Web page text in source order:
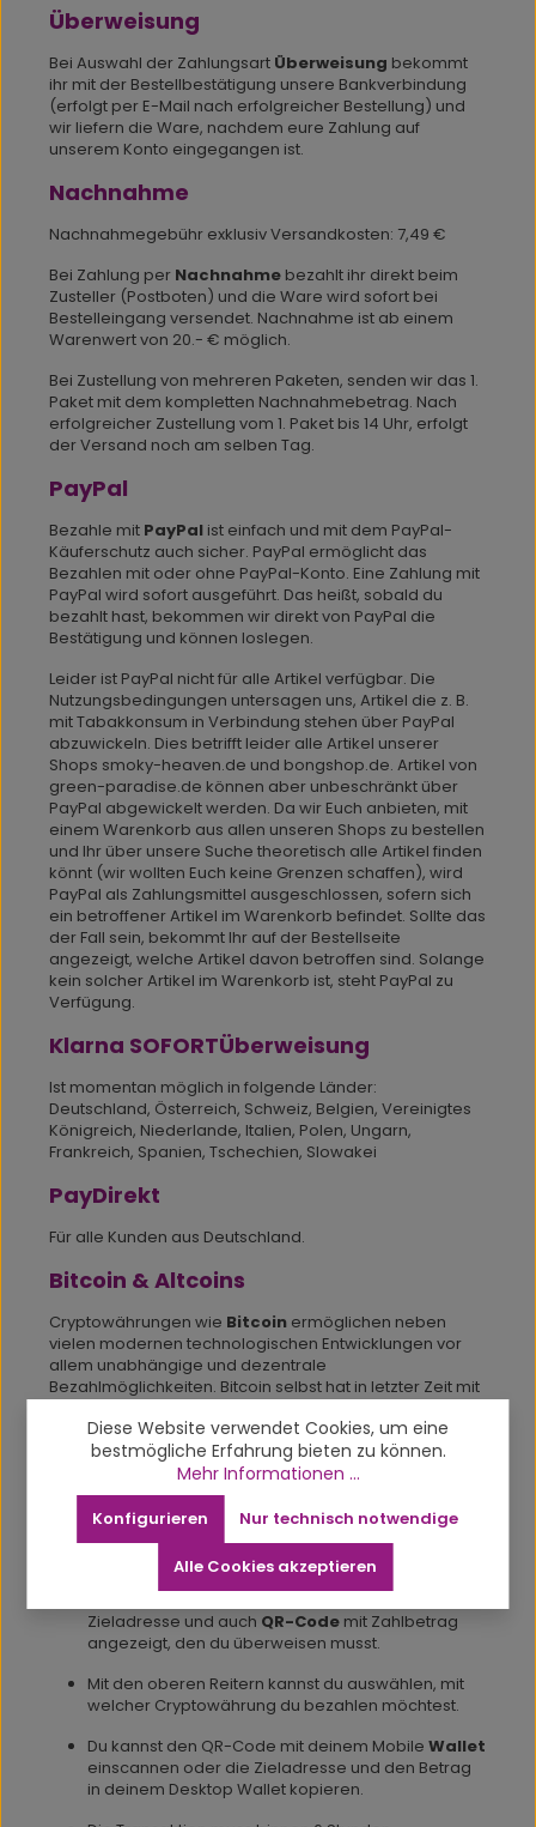
Überweisung
Bei Auswahl der Zahlungsart Überweisung bekommt
ihr mit der Bestellbestätigung unsere Bankverbindung
(erfolgt per E-Mail nach erfolgreicher Bestellung) und
wir liefern die Ware, nachdem eure Zahlung auf
unserem Konto eingegangen ist.
Nachnahme
Nachnahmegebühr exklusiv Versandkosten: 7,49 €
Bei Zahlung per Nachnahme bezahlt ihr direkt beim
Zusteller (Postboten) und die Ware wird sofort bei
Bestelleingang versendet. Nachnahme ist ab einem
Warenwert von 20.- € möglich.
Bei Zustellung von mehreren Paketen, senden wir das 1.
Paket mit dem kompletten Nachnahmebetrag. Nach
erfolgreicher Zustellung vom 1. Paket bis 14 Uhr, erfolgt
der Versand noch am selben Tag.
PayPal
Bezahle mit PayPal ist einfach und mit dem PayPal-
Käuferschutz auch sicher. PayPal ermöglicht das
Bezahlen mit oder ohne PayPal-Konto. Eine Zahlung mit
PayPal wird sofort ausgeführt. Das heißt, sobald du
bezahlt hast, bekommen wir direkt von PayPal die
Bestätigung und können loslegen.
Leider ist PayPal nicht für alle Artikel verfügbar. Die
Nutzungsbedingungen untersagen uns, Artikel die z. B.
mit Tabakkonsum in Verbindung stehen über PayPal
abzuwickeln. Dies betrifft leider alle Artikel unserer
Shops smoky-heaven.de und bongshop.de. Artikel von
green-paradise.de können aber unbeschränkt über
PayPal abgewickelt werden. Da wir Euch anbieten, mit
einem Warenkorb aus allen unseren Shops zu bestellen
und Ihr über unsere Suche theoretisch alle Artikel finden
könnt (wir wollten Euch keine Grenzen schaffen), wird
PayPal als Zahlungsmittel ausgeschlossen, sofern sich
ein betroffener Artikel im Warenkorb befindet. Sollte das
der Fall sein, bekommt Ihr auf der Bestellseite
angezeigt, welche Artikel davon betroffen sind. Solange
kein solcher Artikel im Warenkorb ist, steht PayPal zu
Verfügung.
Klarna SOFORTÜberweisung
Ist momentan möglich in folgende Länder:
Deutschland, Österreich, Schweiz, Belgien, Vereinigtes
Königreich, Niederlande, Italien, Polen, Ungarn,
Frankreich, Spanien, Tschechien, Slowakei
PayDirekt
Für alle Kunden aus Deutschland.
Bitcoin & Altcoins
Cryptowährungen wie Bitcoin ermöglichen neben
vielen modernen technologischen Entwicklungen vor
allem unabhängige und dezentrale
Bezahlmöglichkeiten. Bitcoin selbst hat in letzter Zeit mit
wir die Möglichkeit auch mit vielen Altcoins zu bezahlen
und Transaktionsgebühren zu sparen. Mit CoinGate
haben wir einen Partner gefunden, über den ihr ganz
leicht mit Bitcoin und 45 weiteren Altcoins, wie Etherium,
Bitcoin Cash, Litecoin, Dash oder EOS bezahlen könnt.
Zieladresse und auch QR-Code mit Zahlbetrag
angezeigt, den du überweisen musst.
Mit den oberen Reitern kannst du auswählen, mit
welcher Cryptowährung du bezahlen möchtest.
Du kannst den QR-Code mit deinem Mobile Wallet
einscannen oder die Zieladresse und den Betrag
in deinem Desktop Wallet kopieren.
Diese Website verwendet Cookies, um eine
bestmögliche Erfahrung bieten zu können.
Mehr Informationen ...
Nur technisch notwendige
Konfigurieren
Alle Cookies akzeptieren